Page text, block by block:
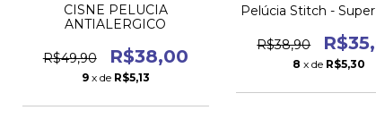
CISNE PELUCIA
ANTIALERGICO
R$49,90 R$38,00
9 x de R$5,13
Pelúcia Stitch -
R$38,90
8 x de R$5,30